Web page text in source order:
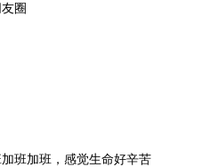
圈
班加班，感觉生命好辛苦